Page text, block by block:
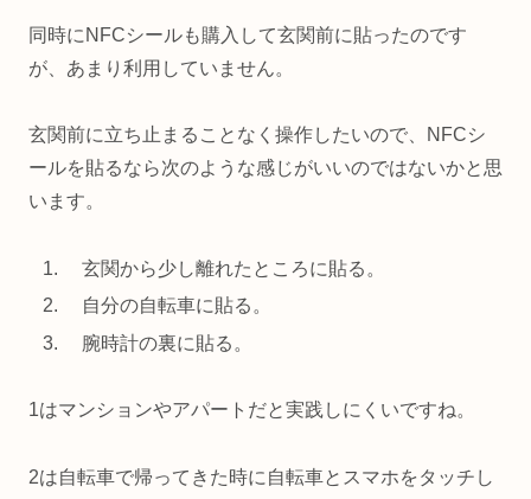
同時にNFCシールも購入して玄関前に貼ったのです
が、あまり利用していません。
玄関前に立ち止まることなく操作したいので、NFCシ
ールを貼るなら次のような感じがいいのではないかと思
います。
玄関から少し離れたところに貼る。
自分の自転車に貼る。
腕時計の裏に貼る。
1はマンションやアパートだと実践しにくいですね。
2は自転車で帰ってきた時に自転車とスマホをタッチし